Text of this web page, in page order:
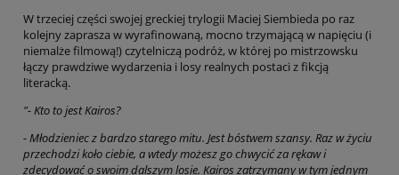
W trzeciej części swojej greckiej trylogii Maciej Siembieda po raz
kolejny zaprasza w wyrafinowaną, mocno trzymającą w napięciu (i
niemalże filmową!) czytelniczą podróż, w której po mistrzowsku
łączy prawdziwe wydarzenia i losy realnych postaci z fikcją
literacką.
"- Kto to jest Kairos?
- Młodzieniec z bardzo starego mitu. Jest bóstwem szansy. Raz w życiu
przechodzi koło ciebie, a wtedy możesz go chwycić za rękaw i
zdecydować o swoim dalszym losie. Kairos zatrzymany w tym jednym